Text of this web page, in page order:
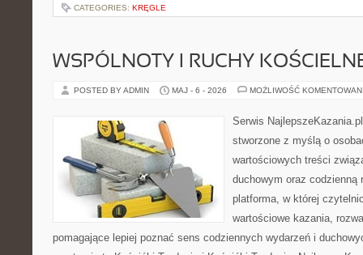
CATEGORIES: KRĘGLE
WSPÓLNOTY I RUCHY
POSTED BY ADMIN MAJ - 6 - 2026 MOŻLIWOŚĆ
Serwis
stworzone z myślą o
wartościowych treści
duchowym oraz codzienną
platforma, w której
wartościowe kazania,
pomagające lepiej poznać sens codziennych wydarzeń i